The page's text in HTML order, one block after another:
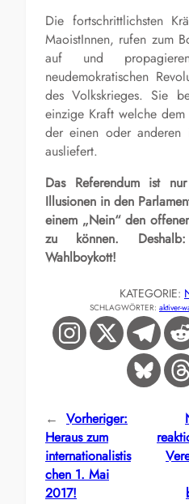
Die fortschrittlichsten
MaoistInnen, rufen zum
auf und
neudemokratischen
des Volkskrieges. Sie
einzige Kraft welche
der einen oder anderen
ausliefert.
Das Referendum ist
Illusionen in den
einem „Nein“ den
zu können.
Wahlboykott!
KATEGORIE:
SCHLAGWÖRTER: aktiver-
← Vorheriger:
Heraus zum
internationalistis
chen 1. Mai
2017!